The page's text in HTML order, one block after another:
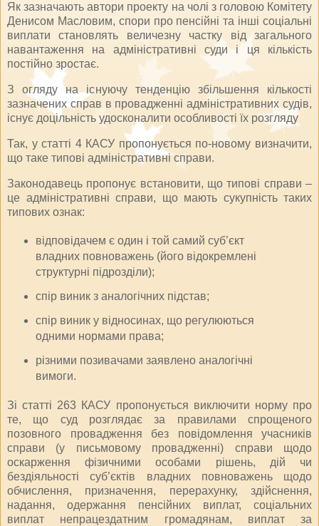
Як зазначають автори проекту на чолі з головою Комітету
Денисом Масловим, спори про пенсійні та інші соціальні
виплати становлять величезну частку від загального
навантаження на адміністративні суди і ця кількість
постійно зростає.
З огляду на існуючу тенденцію збільшення кількості
зазначених справ в провадженні адміністративних судів,
існує доцільність удосконалити особливості їх розгляду
Так, у статті 4 КАСУ пропонується по-новому визначити,
що таке типові адміністративні справи.
Законодавець пропонує встановити, що типові справи –
це адміністративні справи, що мають сукупність таких
типових ознак:
відповідачем є один і той самий суб’єкт
владних повноважень (його відокремлені
структурні підрозділи);
спір виник з аналогічних підстав;
спір виник у відносинах, що регулюються
одними нормами права;
різними позивачами заявлено аналогічні
вимоги.
Зі статті 263 КАСУ пропонується виключити норму про
те, що суд розглядає за правилами спрощеного
позовного провадження без повідомлення учасників
справи (у письмовому провадженні) справи щодо
оскарження фізичними особами рішень, дій чи
бездіяльності суб’єктів владних повноважень щодо
обчислення, призначення, перерахунку, здійснення,
надання, одержання пенсійних виплат, соціальних
виплат непрацездатним громадянам, виплат за